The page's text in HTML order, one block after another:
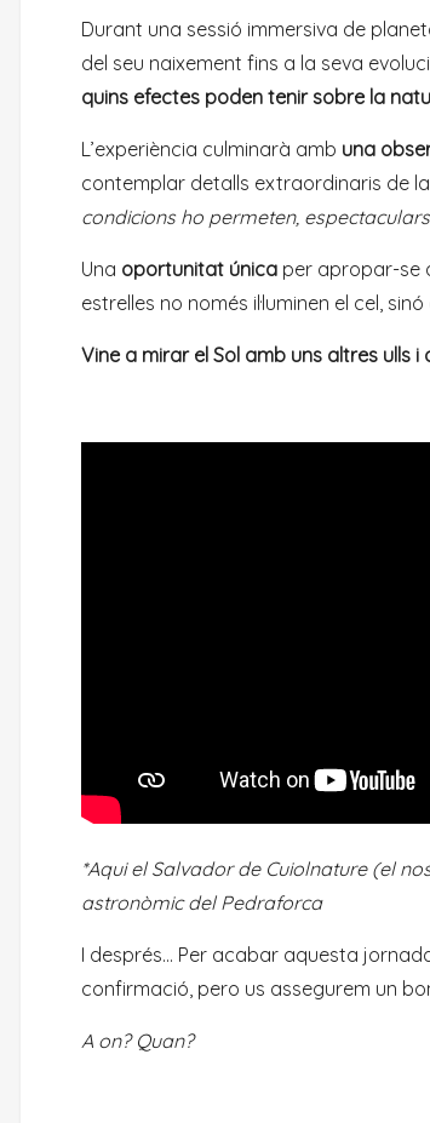
Durant una sessió immersiva de
del seu naixement fins a la seva
quins efectes poden tenir sobre la
L’experiència culminarà amb una
contemplar detalls extraordinaris de
condicions ho permeten,
Una oportunitat única per apropar-se
estrelles no només il·luminen el cel,
Vine a mirar el Sol amb uns altres ulls
*Aqui el Salvador de Cuiolnature (el
astronòmic del Pedraforca
I després… Per acabar aquesta
confirmació, pero us assegurem un
A on? Quan?